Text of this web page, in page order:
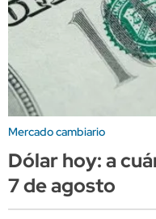
Mercado cambiario
Dólar hoy: a
7 de agosto